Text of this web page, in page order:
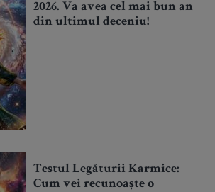
2026. Va avea cel mai bun an
din ultimul deceniu!
Testul Legăturii Karmice:
Cum vei recunoaște o